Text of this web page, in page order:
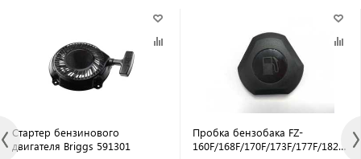
Стартер бензинового
двигателя Briggs 591301
Пробка бензобака FZ-
160F/168F/170F/173F/177F/182F/